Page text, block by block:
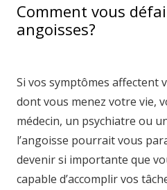
Comment vous
angoisses?
Si vos symptômes affectent
dont vous menez votre vie,
médecin, un psychiatre ou
l’angoisse pourrait vous
devenir si importante que
capable d’accomplir vos